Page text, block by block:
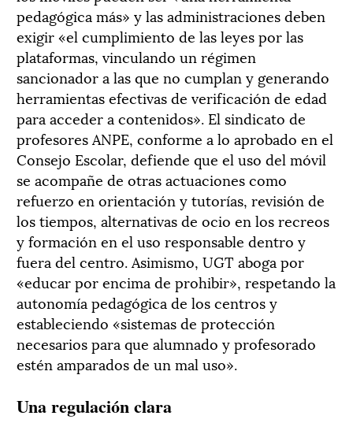
pedagógica más» y las administraciones deben
exigir «el cumplimiento de las leyes por las
plataformas, vinculando un régimen
sancionador a las que no cumplan y generando
herramientas efectivas de verificación de edad
para acceder a contenidos». El sindicato de
profesores ANPE, conforme a lo aprobado en el
Consejo Escolar, defiende que el uso del móvil
se acompañe de otras actuaciones como
refuerzo en orientación y tutorías, revisión de
los tiempos, alternativas de ocio en los recreos
y formación en el uso responsable dentro y
fuera del centro. Asimismo, UGT aboga por
«educar por encima de prohibir», respetando la
autonomía pedagógica de los centros y
estableciendo «sistemas de protección
necesarios para que alumnado y profesorado
estén amparados de un mal uso».
Una regulación clara